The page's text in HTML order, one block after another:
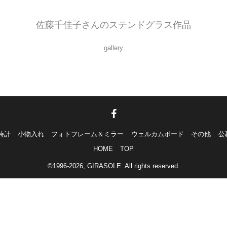
佐藤千佳子さんのステンドグラス作品
gallery
計 小物入れ フォトフレーム＆ミラー ウェルカムボード その他
公
HOME
TOP
©1996-2026, GIRASOLE. All rights reserved.